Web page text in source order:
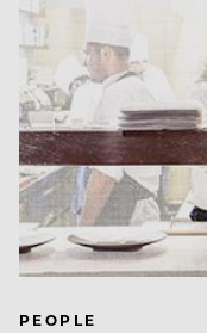
PEOPLE